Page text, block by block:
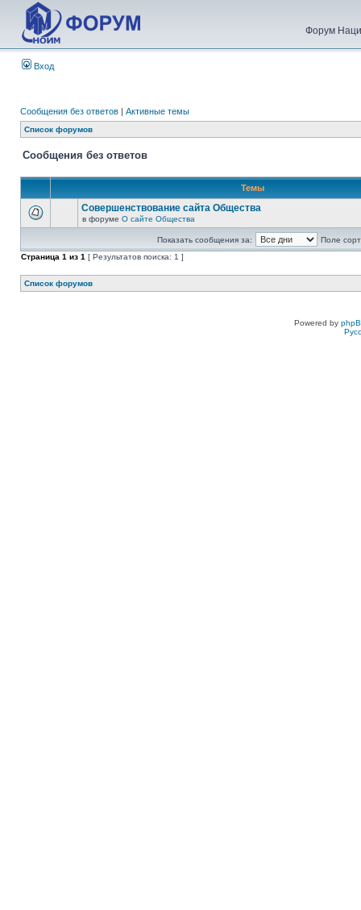
Форум
Вход
Сообщения без ответов | Активные темы
Список форумов
Сообщения без ответов
Темы
Совершенствование сайта Общества
в форуме О сайте Общества
Показать сообщения за:
Поле
Страница 1 из 1 [ Результатов поиска: 1 ]
Список форумов
Powered by